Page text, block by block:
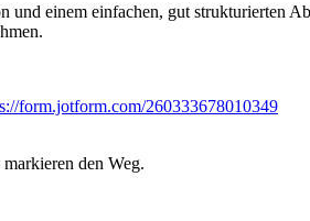
einem einfachen, gut strukturierten
form.jotform.com/260333678010349
den Weg.